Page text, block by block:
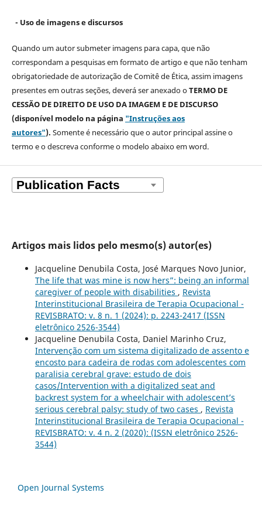
- Uso de imagens e discursos
Quando um autor submeter imagens para capa, que não
correspondam a pesquisas em formato de artigo e que não tenham
obrigatoriedade de autorização de Comitê de Ética, assim imagens
presentes em outras seções, deverá ser anexado oTERMO DE
CESSÃO DE DIREITO DE USO DA IMAGEM E DE DISCURSO
(disponível modelo na página "Instruções aos
autores"). Somente é necessário que o autor principal assine o
termo e o descrevaconforme o modelo abaixo em word.
Artigos mais lidos pelo mesmo(s) autor(es)
Jacqueline Denubila Costa, José Marques Novo Junior,
The life that was mine is now hers”: being an informal
caregiver of people with disabilities , Revista
Interinstitucional Brasileira de Terapia Ocupacional -
REVISBRATO: v. 8 n. 1 (2024): p. 2243-2417 (ISSN
eletrônico 2526-3544)
Jacqueline Denubila Costa, Daniel Marinho Cruz,
Intervenção com um sistema digitalizado de assento e
encosto para cadeira de rodas com adolescentes com
paralisia cerebral grave: estudo de dois
casos/Intervention with a digitalized seat and
backrest system for a wheelchair with adolescent’s
serious cerebral palsy: study of two cases , Revista
Interinstitucional Brasileira de Terapia Ocupacional -
REVISBRATO: v. 4 n. 2 (2020): (ISSN eletrônico 2526-
3544)
Open Journal Systems